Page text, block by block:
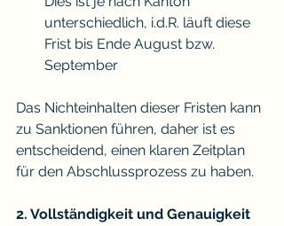
unterschiedlich, i.d.R. läuft diese
Frist bis Ende August bzw.
September
Das Nichteinhalten dieser Fristen kann
zu Sanktionen führen, daher ist es
entscheidend, einen klaren Zeitplan
für den Abschlussprozess zu haben.
2. Vollständigkeit und Genauigkeit